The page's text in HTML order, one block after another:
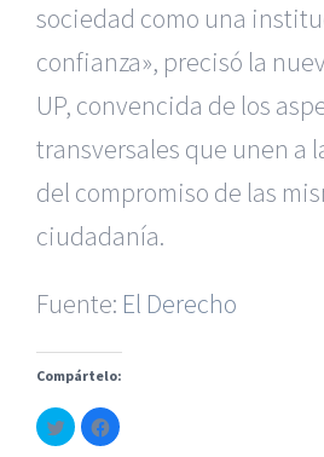
sociedad como una
confianza», precisó la
UP, convencida de los
transversales que unen a
del compromiso de las
ciudadanía.
Fuente: El Derecho
Compártelo:
Haz
clic
para
Haz
clic
|Reclamación de Accidentes en
de Accidentes en Madrid |BGD
|Formación para Abogados
|Hacer Contrato De
© Copyright 2010 -